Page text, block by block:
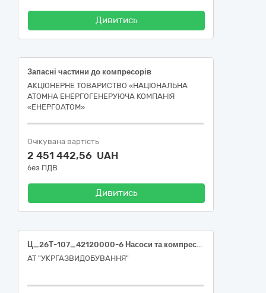
Дивитись
Запасні частини до компресорів
АКЦІОНЕРНЕ ТОВАРИСТВО «НАЦІОНАЛЬНА
АТОМНА ЕНЕРГОГЕНЕРУЮЧА КОМПАНІЯ
«ЕНЕРГОАТОМ»
Очікувана вартість
2 451 442,56 UAH
без ПДВ
Дивитись
Ц_26Т-107_42120000-6 Насоси та компресори (Агрегати насосні дозувальні)
АТ "УКРГАЗВИДОБУВАННЯ"